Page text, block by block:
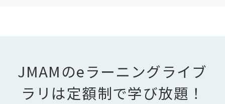
JMAMのeラーニングライブ
ラリは定額制で学び放題！